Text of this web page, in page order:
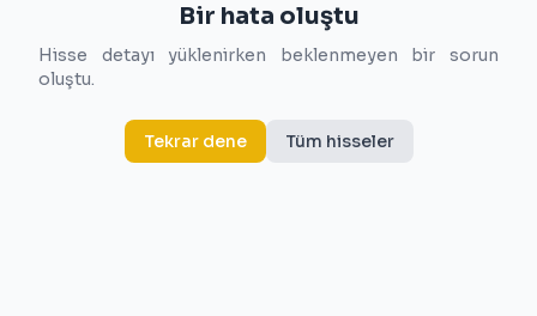
Bir hata oluştu
Hisse detayı yüklenirken beklenmeyen bir sorun
oluştu.
Tekrar dene Tüm hisseler